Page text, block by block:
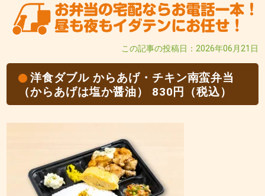
この記事の投稿日：2026年06月21日
洋食ダブル からあげ・チキン南蛮弁当
（からあげは塩か醤油） 830円（税込）